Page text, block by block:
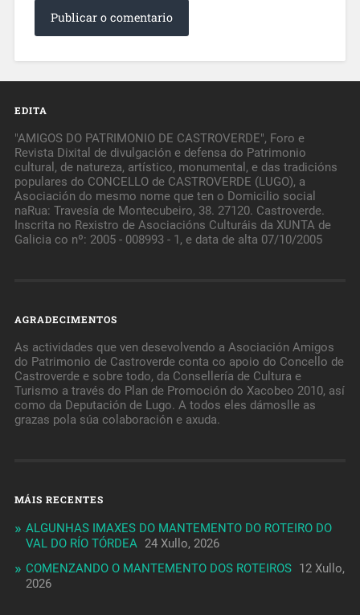
EDITA
"AMIGOS DO PATRIMONIO DE CASTROVERDE", Foro e
Revista Dixital de divulgación e defensa do Patrimonio
cultural, de natureza, artístico, monumental, e das tradicións
populares do CONCELLO de CASTROVERDE (LUGO), a
Asociación do mesmo nome que ten o Domicilio social
naRua: Travesía de Montecubeiro, 38. 27120. Castroverde.
Inscrita no Rexistro de Asociacións Culturáis da XUNTA de
Galicia co nº: 2005 - 008993 - 1, e data de alta 07/10/2005
AGRADECIMENTOS
As actividades que ven desevolvendo a Asociación Amigos
do Patrimonio de Castroverde conta co apoio do Concello de
Castroverde e sobre todo, da Consellería de Cultura e
Turismo a través do Plan de Promoción do Xacobeo 2010, así
como da Deputación de Lugo. A todos eles dámoslle as
grazas pola súa colaboración e axuda.
MÁIS RECENTES
ALGUNHAS IMAXES DO MANTEMENTO DO ROTEIRO DO
VAL DO RÍO TÓRDEA 24 Xullo, 2026
COMENZANDO O MANTEMENTO DOS ROTEIROS 12 Xullo,
2026